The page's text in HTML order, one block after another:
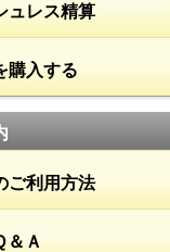
ュレス精算
購入する
ご利用方法
＆Ａ